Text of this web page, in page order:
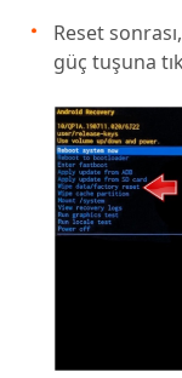
Reset
güç tuşuna